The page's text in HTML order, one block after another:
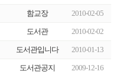
함교장 2010-02-05
도서관 2010-02-02
도서관입니다 2010-01-13
도서관공지 2009-12-16